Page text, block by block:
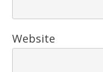
Website